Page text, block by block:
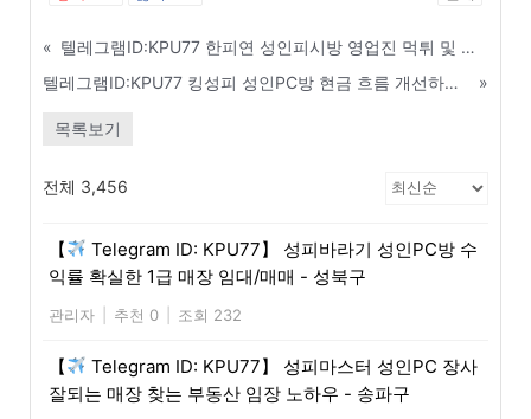
«
텔레그램ID:KPU77 한피연 성인피시방 영업진 먹튀 및 통협 장협박 완벽 대응법 - 상주
텔레그램ID:KPU77 킹성피 성인PC방 현금 흐름 개선하고 순수익 극대화하는 법 - 익산
»
목록보기
전체 3,456
【
Telegram ID: KPU77】 성피바라기 성인PC방 수
익률 확실한 1급 매장 임대/매매 - 성북구
관리자 추천 0 조회 232
【
Telegram ID: KPU77】 성피마스터 성인PC 장사
잘되는 매장 찾는 부동산 임장 노하우 - 송파구